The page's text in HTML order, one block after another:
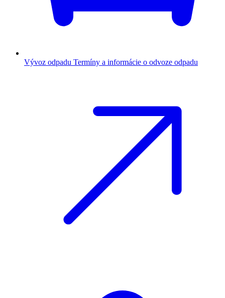
Vývoz odpadu Termíny a informácie o odvoze odpadu